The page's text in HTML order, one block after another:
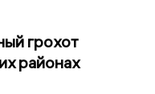
грохот
районах